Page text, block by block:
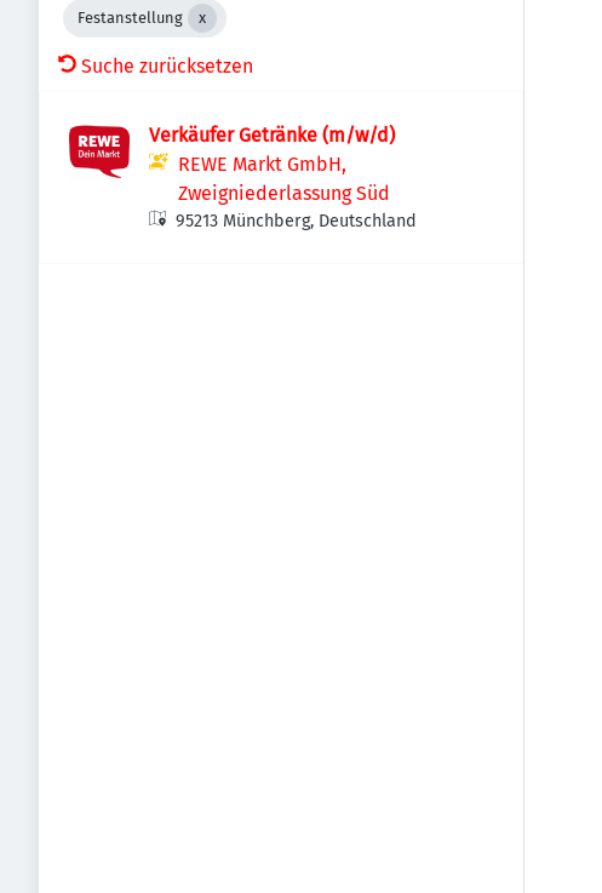
Festanstellung
Suche zurücksetzen
Verkäufer Getränke (m/w/d)
REWE Markt GmbH,
Zweigniederlassung Süd
95213 Münchberg, Deutschland